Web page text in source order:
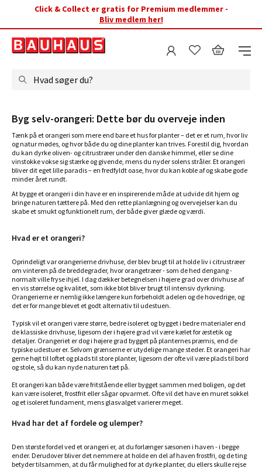
Click & Collect er gratis for Premium medlemmer -
Bliv medlem her!
Hvad søger du?
Byg selv-orangeri: Dette bør du overveje inden
Tænk på et orangeri som mere end bare et hus for planter – det er et rum, hvor liv
og natur mødes, og hvor både du og dine planter kan trives. Forestil dig, hvordan
du kan dyrke oliven- og citrustræer under den danske himmel, eller se dine
vinstokke vokse sig stærke og givende, mens du nyder solens stråler. Et orangeri
bliver dit eget lille paradis – en fredfyldt oase, hvor du kan koble af og skabe gode
minder året rundt.
At bygge et orangeri i din have er en inspirerende måde at udvide dit hjem og
bringe naturen tættere på. Med den rette planlægning og overvejelser kan du
skabe et smukt og funktionelt rum, der både giver glæde og værdi.
Hvad er et orangeri?
Oprindeligt var orangerierne drivhuse, der blev brugt til at holde liv i citrustræer
om vinteren på de breddegrader, hvor orangetræer - som de hed dengang -
normalt ville fryse ihjel. I dag dækker betegnelsen i højere grad over drivhuse af
en vis størrelse og kvalitet, som ikke blot bliver brugt til intensiv dyrkning.
Orangerierne er nemlig ikke længere kun forbeholdt adelen og de hovedrige, og
det er for mange blevet et godt alternativ til udestuen.
Typisk vil et orangeri være større, bedre isoleret og bygget i bedre materialer end
de klassiske drivhuse, ligesom der i højere grad vil være kælet for æstetik og
detaljer. Orangeriet er dog i højere grad bygget på planternes præmis, end de
typiske udestuer er. Selvom grænserne er utydelige mange steder. Et orangeri har
gerne højt til loftet og plads til store planter, ligesom der ofte vil være plads til bord
og stole, så du kan nyde naturen tæt på.
Et orangeri kan både være fritstående eller bygget sammen med boligen, og det
kan være isoleret, frostfrit eller sågar opvarmet. Ofte vil det have en muret sokkel
og et isoleret fundament, mens glasvalget varierer meget.
Hvad har det af fordele og ulemper?
Den største fordel ved et orangeri er, at du forlænger sæsonen i haven - i begge
ender. Derudover bliver det nemmere at holde en del af haven frostfri, og de ting
betyder tilsammen, at du får mulighed for at dyrke planter, du ellers skulle rejse